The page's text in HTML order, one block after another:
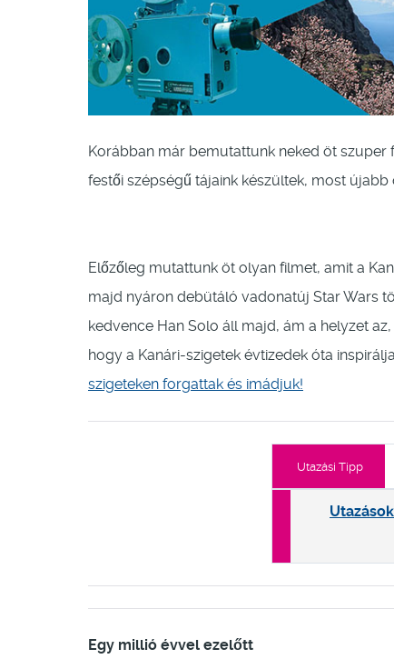
Korábban már bemutattunk neked öt
festői szépségű tájaink készültek, most
Előzőleg mutattunk öt olyan filmet, amit a
majd nyáron debütáló vadonatúj Star Wars
kedvence Han Solo áll majd, ám a helyzet
hogy a Kanári-szigetek évtizedek óta
szigeteken forgattak és imádjuk!
Utazási Tipp
Egy millió évvel ezelőtt